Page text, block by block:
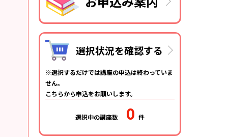
選択状況を確認する
選択するだけでは講座の申込は終わっていま
せん。
こちらから申込をお願いします。
選択中の講座数 0 件